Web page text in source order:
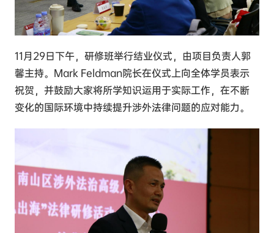
11月29日下午，研修班举行结业仪式，由项目负责人郭
馨主持。Mark Feldman院长在仪式上向全体学员表示
祝贺，并鼓励大家将所学知识运用于实际工作，在不断
变化的国际环境中持续提升涉外法律问题的应对能力。